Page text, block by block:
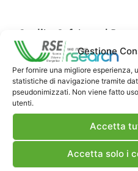
Gestione
Per fornire una migliore
statistiche di navigazione tramite
pseudonimizzati. Non viene fatto
utenti.
Accetta
Accetta solo i
Quality, Safety and
Director: G. Mazzà
Administration
Director: C. Legramandi
Human Resources
Director: A. Di Filippo